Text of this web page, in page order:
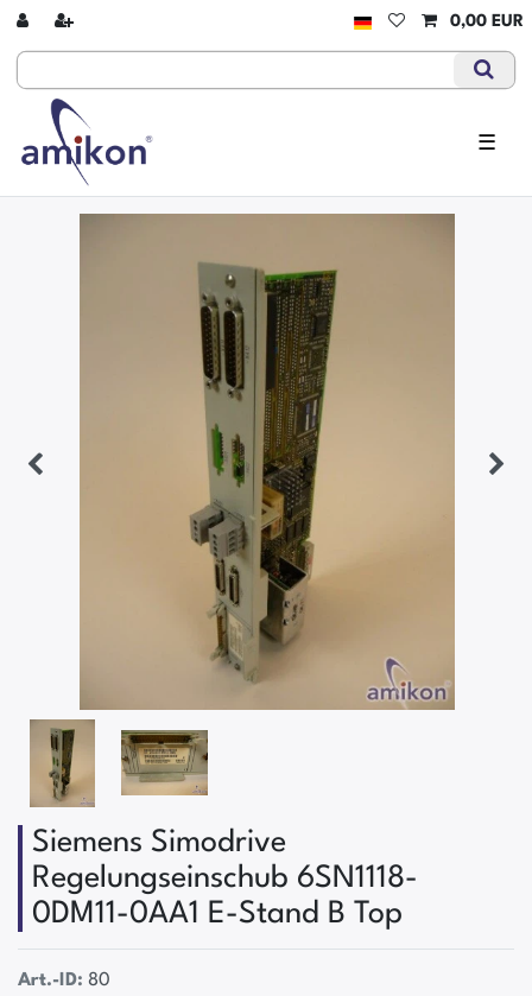
0,00 EUR
☰
Siemens Simodrive
Regelungseinschub 6SN1118-
0DM11-0AA1 E-Stand B Top
Art.-ID: 80